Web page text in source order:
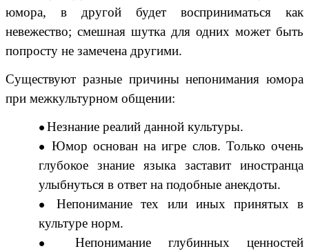
юмора, в другой будет восприниматься как
невежество; смешная шутка для одних может быть
попросту не замечена другими.
Существуют разные причины непонимания юмора
при межкультурном общении:
Незнание реалий данной культуры.
Юмор основан на игре слов. Только очень
глубокое знание языка заставит иностранца
улыбнуться в ответ на подобные анекдоты.
Непонимание тех или иных принятых в
культуре норм.
Непонимание глубинных ценностей